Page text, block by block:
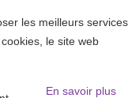
les meilleurs services
le site web
En savoir plus